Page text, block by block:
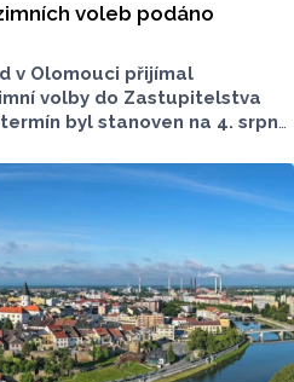
voleb podáno
v Olomouci přijímal
volby do Zastupitelstva
byl stanoven na 4. srpna